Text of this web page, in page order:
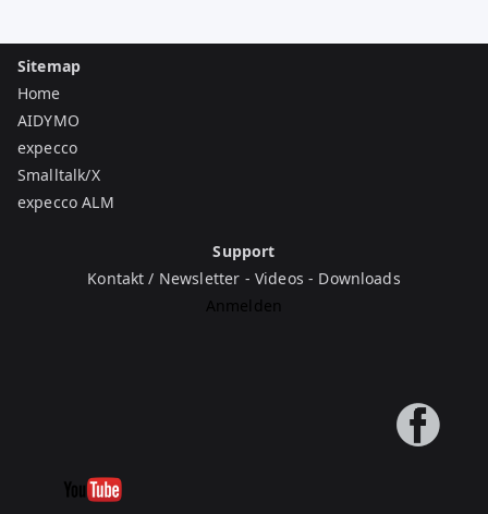
Sitemap
Home
AIDYMO
expecco
Smalltalk/X
expecco ALM
Support
Kontakt / Newsletter - Videos - Downloads
Anmelden